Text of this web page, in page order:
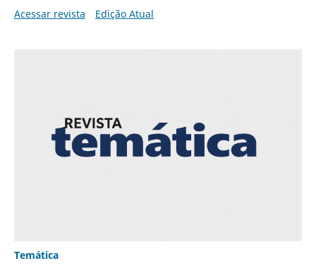
Acessar revista
Edição Atual
Temática